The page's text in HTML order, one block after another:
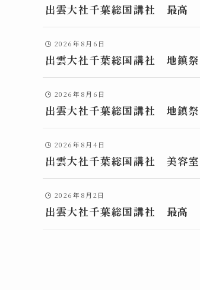
出雲大社千葉総国講社 最
2026年8月6日
出雲大社千葉総国講社 地鎮
2026年8月6日
出雲大社千葉総国講社 地鎮
2026年8月4日
出雲大社千葉総国講社 美容
2026年8月2日
出雲大社千葉総国講社 最